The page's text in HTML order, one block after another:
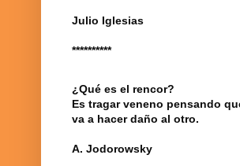
Julio Iglesias
**********
¿Qué es el rencor?
Es tragar veneno pensando
va a hacer daño al otro.
A. Jodorowsky